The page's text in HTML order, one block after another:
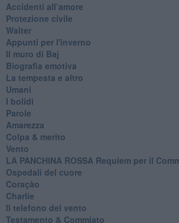
Accidenti all’amore
Protezione civile
Walter
Appunti per l'inverno
Il muro di Baj
Biografia emotiva
La tempesta e altro
Umani
I bolidi
Parole
Amarezza
Colpa & merito
Vento
​LA PANCHINA ROSSA Requiem per il
Ospedali del cuore
Coraçào
Charlie
Il telefono del vento
Testamento & Commiato